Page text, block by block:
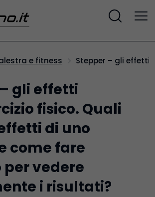
e fitness Stepper – gli
gli effetti
fisico. Quali
di uno
come fare
per vedere
i risultati?